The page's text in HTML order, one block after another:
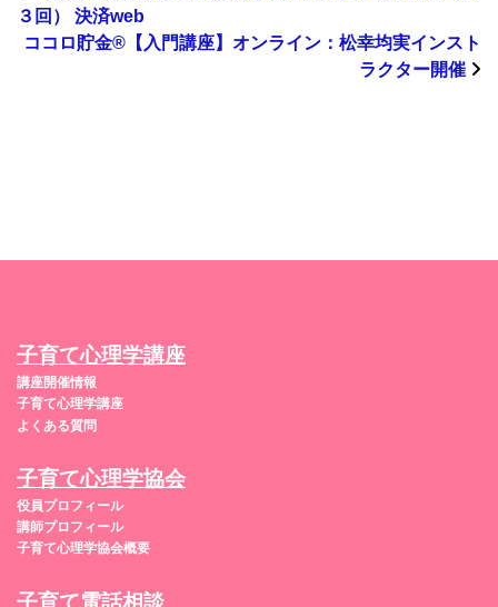
３回） 決済web
ココロ貯金®︎【入門講座】オンライン：松幸均実インスト
ラクター開催
子育て心理学講座
講座開催情報
子育て心理学講座
よくある質問
子育て心理学協会
役員プロフィール
講師プロフィール
子育て心理学協会概要
子育て電話相談